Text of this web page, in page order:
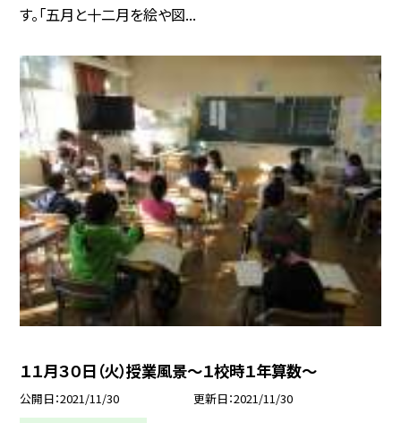
す。「五月と十二月を絵や図...
１１月３０日（火）授業風景〜１校時１年算数〜
公開日 2021/11/30 更新日 2021/11/30